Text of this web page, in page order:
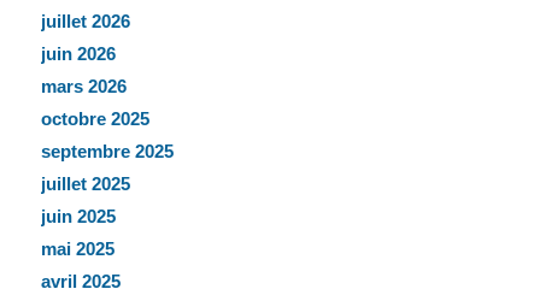
juillet 2026
juin 2026
mars 2026
octobre 2025
septembre 2025
juillet 2025
juin 2025
mai 2025
avril 2025